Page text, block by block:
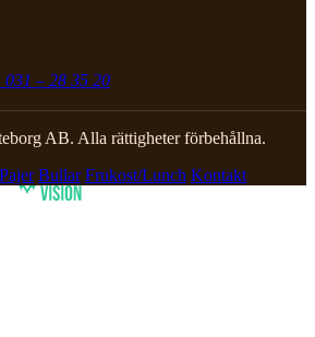
031 – 28 35 20
AB. Alla rättigheter förbehållna.
Bullar Frukost/Lunch Kontakt